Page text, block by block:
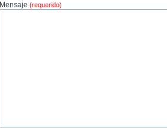
Mensaje(requerido)